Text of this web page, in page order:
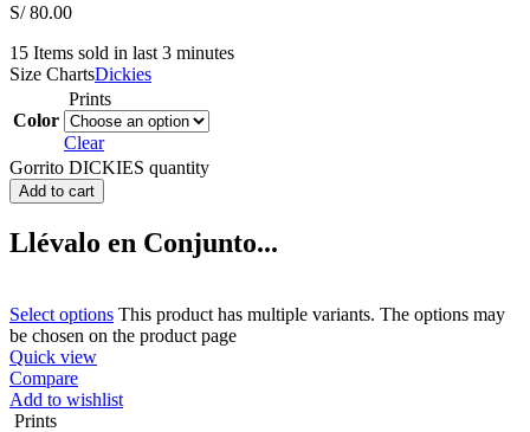
S/80.00
15 Items sold in last 3 minutes
Size ChartsDickies
Color
Prints
Clear
Gorrito DICKIES quantity
Add to cart
Llévalo en Conjunto...
Select options This product has multiple variants. The options may
be chosen on the product page
Quick view
Compare
Add to wishlist
Prints